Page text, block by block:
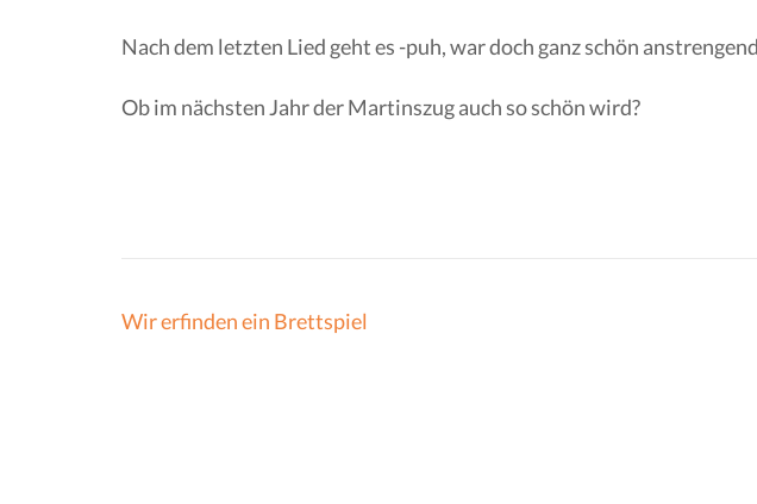
Nach dem letzten Lied geht es -puh, war doch ganz schön
Ob im nächsten Jahr der Martinszug auch so schön wird?
Beitragsnavigation
Wir erfinden ein Brettspiel